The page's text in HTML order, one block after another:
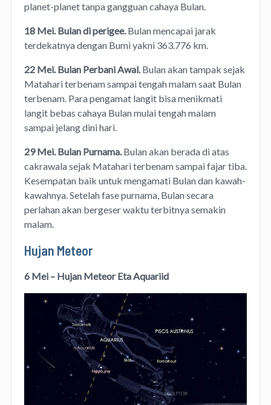
planet-planet tanpa gangguan cahaya Bulan.
18 Mei. Bulan di perigee.Bulan mencapai jarak
terdekatnya dengan Bumi yakni 363.776 km.
22 Mei. Bulan Perbani Awal.Bulan akan tampak sejak
Matahari terbenam sampai tengah malam saat Bulan
terbenam. Para pengamat langit bisa menikmati
langit bebas cahaya Bulan mulai tengah malam
sampai jelang dini hari.
29 Mei. Bulan Purnama.Bulan akan berada di atas
cakrawala sejak Matahari terbenam sampai fajar tiba.
Kesempatan baik untuk mengamati Bulan dan kawah-
kawahnya. Setelah fase purnama, Bulan secara
perlahan akan bergeser waktu terbitnya semakin
malam.
Hujan Meteor
6 Mei – Hujan Meteor Eta Aquariid